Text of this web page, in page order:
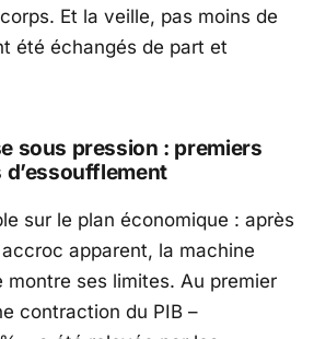
Et la veille, pas moins de
été échangés de part et
sous pression : premiers
sur le plan économique : après
apparent, la machine
montre ses limites. Au premier
contraction du PIB –